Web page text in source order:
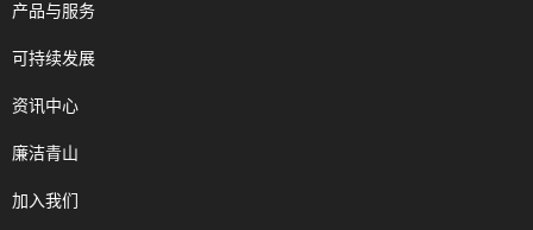
产品与服务
可持续发展
资讯中心
廉洁青山
加入我们